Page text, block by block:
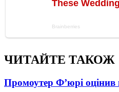
ЧИТАЙТЕ ТАКОЖ
Промоутер Ф’юрі